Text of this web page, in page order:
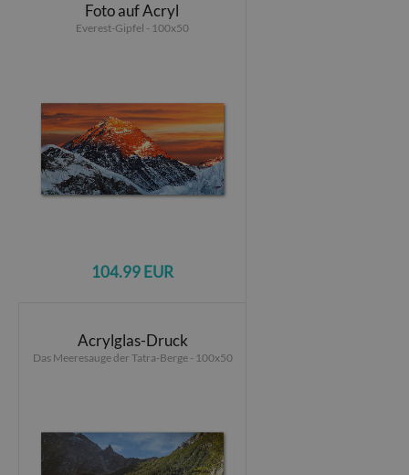
Foto auf Acryl
Everest-Gipfel - 100x50
104.99 EUR
Acrylglas-Druck
Das Meeresauge der Tatra-Berge - 100x50